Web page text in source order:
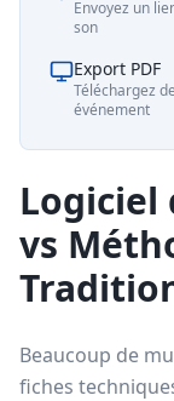
Envoyez un
son
Export PDF
Téléchargez
événement
Logiciel
vs
Beaucoup de
fiches